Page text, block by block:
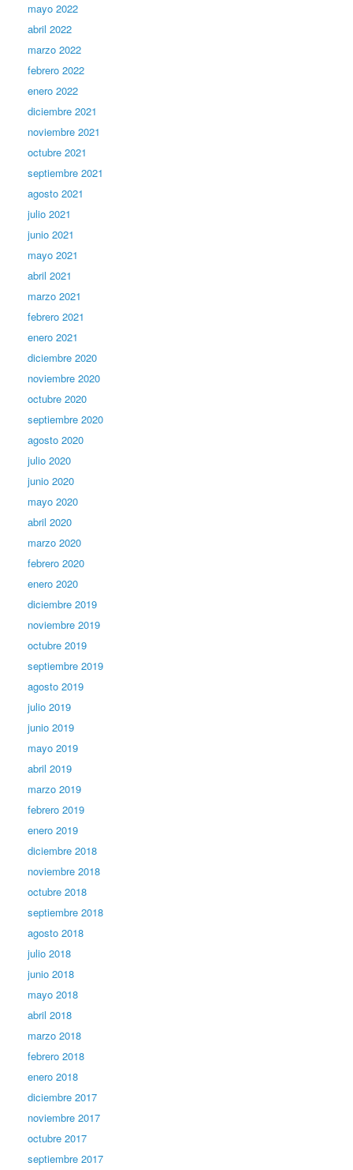
mayo 2022
abril 2022
marzo 2022
febrero 2022
enero 2022
diciembre 2021
noviembre 2021
octubre 2021
septiembre 2021
agosto 2021
julio 2021
junio 2021
mayo 2021
abril 2021
marzo 2021
febrero 2021
enero 2021
diciembre 2020
noviembre 2020
octubre 2020
septiembre 2020
agosto 2020
julio 2020
junio 2020
mayo 2020
abril 2020
marzo 2020
febrero 2020
enero 2020
diciembre 2019
noviembre 2019
octubre 2019
septiembre 2019
agosto 2019
julio 2019
junio 2019
mayo 2019
abril 2019
marzo 2019
febrero 2019
enero 2019
diciembre 2018
noviembre 2018
octubre 2018
septiembre 2018
agosto 2018
julio 2018
junio 2018
mayo 2018
abril 2018
marzo 2018
febrero 2018
enero 2018
diciembre 2017
noviembre 2017
octubre 2017
septiembre 2017